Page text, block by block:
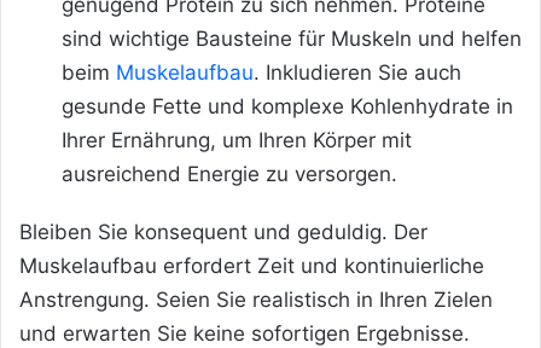
genügend Protein zu sich nehmen. Proteine
sind wichtige Bausteine für Muskeln und helfen
beim Muskelaufbau. Inkludieren Sie auch
gesunde Fette und komplexe Kohlenhydrate in
Ihrer Ernährung, um Ihren Körper mit
ausreichend Energie zu versorgen.
Bleiben Sie konsequent und geduldig. Der
Muskelaufbau erfordert Zeit und kontinuierliche
Anstrengung. Seien Sie realistisch in Ihren Zielen
und erwarten Sie keine sofortigen Ergebnisse.